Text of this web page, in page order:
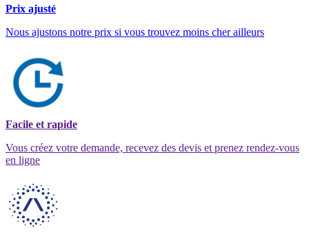
Prix ajusté
Nous ajustons notre prix si vous trouvez moins cher ailleurs
Facile et rapide
Vous créez votre demande, recevez des devis et prenez rendez-vous
en ligne